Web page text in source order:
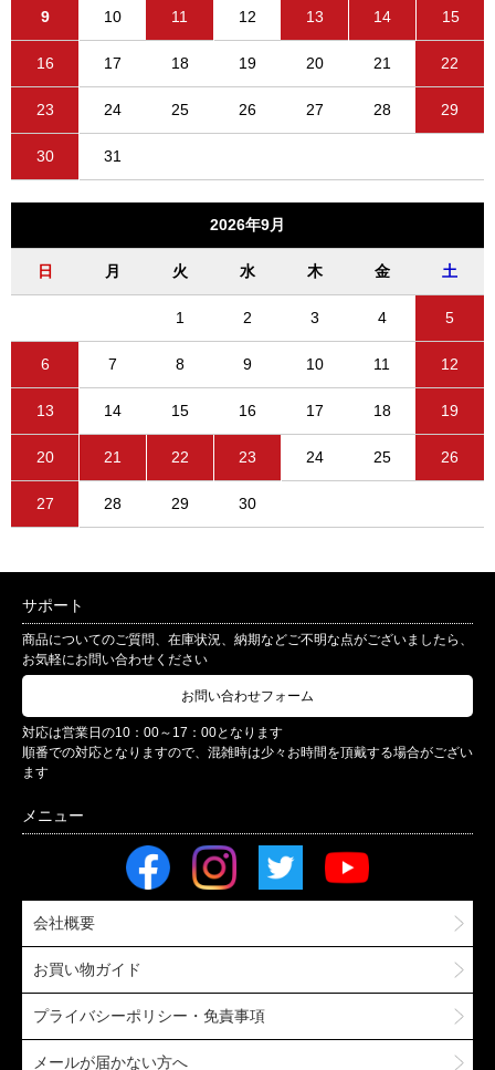
9 10 11 12 13 14 15
16 17 18 19 20 21 22
23 24 25 26 27 28 29
30 31
2026年9月
日 月 火 水 木 金 土
1 2 3 4 5
6 7 8 9 10 11 12
13 14 15 16 17 18 19
20 21 22 23 24 25 26
27 28 29 30
サポート
商品についてのご質問、在庫状況、納期などご不明な点がございましたら、
お気軽にお問い合わせください
お問い合わせフォーム
対応は営業日の10：00～17：00となります
順番での対応となりますので、混雑時は少々お時間を頂戴する場合がござい
ます
会社概要
お買い物ガイド
プライバシーポリシー・免責事項
メールが届かない方へ